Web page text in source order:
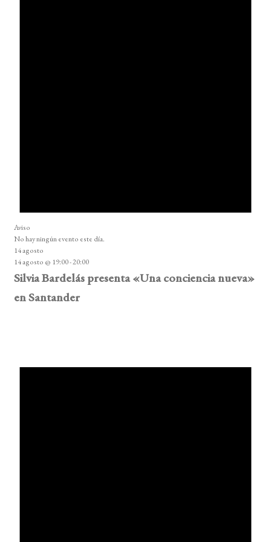
Aviso
No hay ningún evento este día.
14 agosto
14 agosto @ 19:00-20:00
Silvia Bardelás presenta «Una conciencia nueva»
en Santander